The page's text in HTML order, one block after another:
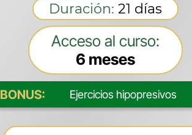
Ejercicios hipopresivos
BONUS:
Acceso al curso:
6 meses
Duración: 21 días